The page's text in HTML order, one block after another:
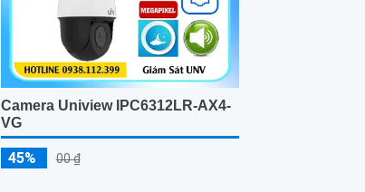
Camera Uniview IPC6312LR-AX4-
VG
45% 00 ₫